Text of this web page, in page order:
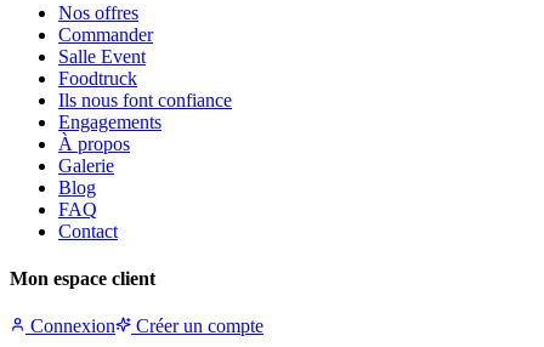
Nos offres
Commander
Salle Event
Foodtruck
Ils nous font confiance
Engagements
À propos
Galerie
Blog
FAQ
Contact
Mon espace client
Connexion Créer un compte